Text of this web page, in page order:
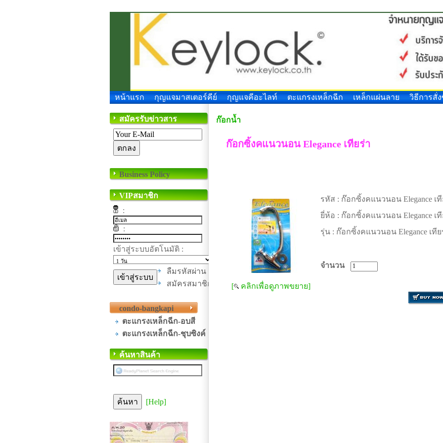
หน้าแรก กุญแจมาสเตอร์คีย์ กุญแจคีอะไลท์ ตะแกรงเหล็กฉีก เหล็กแผ่นลาย วิธีการสั่
สมัครรับข่าวสาร
Business Policy
VIPสมาชิก
:
:
เข้าสู่ระบบอัตโนมัติ :
ลืมรหัสผ่าน
สมัครสมาชิก
condo-bangkapi
ตะแกรงเหล็กฉีก-อบสี
ตะแกรงเหล็กฉีก-ชุบซิงค์
ค้นหาสินค้า
[Help]
ก๊อกน้ำ
ก๊อกซิ้งคแนวนอน Elegance เทียร่า
[ คลิกเพื่อดูภาพขยาย]
รหัส : ก๊อกซิ้งคแนวนอน Elegance เ
ยี่ห้อ : ก๊อกซิ้งคแนวนอน Elegance เ
รุ่น : ก๊อกซิ้งคแนวนอน Elegance เทีย
จำนวน